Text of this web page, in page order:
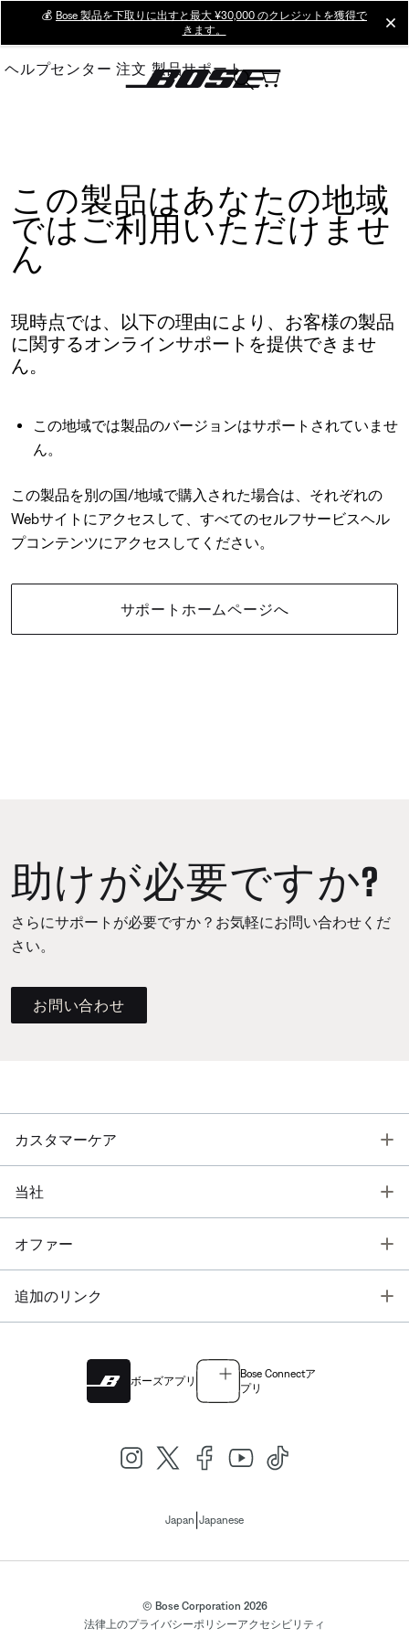
Main
💰 Bose 製品を下取りに出すと最大 ¥30,000 のクレジットを獲得で
きます。
ヘルプセンター 注文 製品サポート
この製品はあなたの地域
ではご利用いただけませ
ん
現時点では、以下の理由により、お客様の製品
に関するオンラインサポートを提供できませ
ん。
この地域では製品のバージョンはサポートされていませ
ん。
この製品を別の国/地域で購入された場合は、それぞれの
Webサイトにアクセスして、すべてのセルフサービスヘル
プコンテンツにアクセスしてください。
サポートホームページへ
助けが必要ですか?
さらにサポートが必要ですか？お気軽にお問い合わせくだ
さい。
お問い合わせ
カスタマーケア
当社
オファー
追加のリンク
ボーズアプリ
Bose Connectア
プリ
Japan Japanese
© Bose Corporation 2026
法律上のプライバシーポリシーアクセシビリティ